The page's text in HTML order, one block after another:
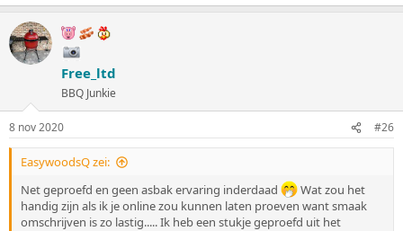
Free_ltd
BBQ Junkie
8 nov 2020 #26
EasywoodsQ zei:
Net geproefd en geen asbak ervaring inderdaad
Wat zou het
handig zijn als ik je online zou kunnen laten proeven want smaak
omschrijven is zo lastig..... Ik heb een stukje geproefd uit het